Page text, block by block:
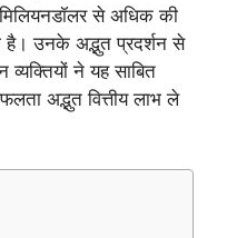
से अधिक की
है। उनके अद्भुत प्रदर्शन से
व्यक्तियों ने यह साबित
अद्भुत वित्तीय लाभ ले